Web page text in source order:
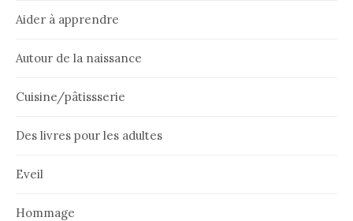
Aider à apprendre
Autour de la naissance
Cuisine/pâtissserie
Des livres pour les adultes
Eveil
Hommage